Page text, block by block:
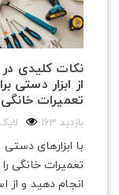
نکات کلیدی در
از ابزار دستی
تعمیرات خانگی
163 بازدید لایک
با ابزارهای
تعمیرات خانگی
انجام دهید و از